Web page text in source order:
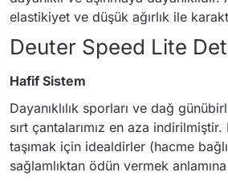
elastikiyet ve düşük ağırlık ile
Deuter Speed Lite
Hafif Sistem
Dayanıklılık sporları ve dağ
sırt çantalarımız en aza
taşımak için idealdirler (hacme
sağlamlıktan ödün vermek